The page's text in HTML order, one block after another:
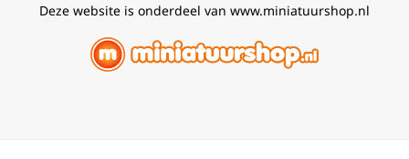
Deze website is onderdeel van www.miniatuurshop.nl